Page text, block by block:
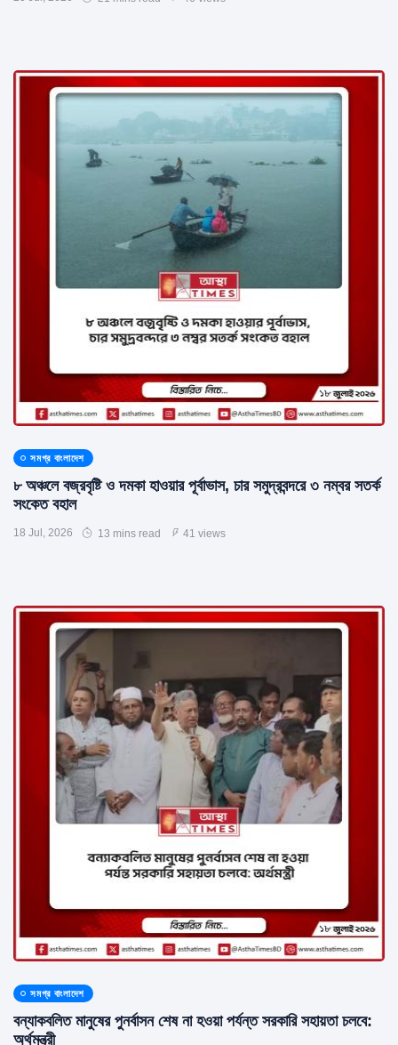
সমগ্র বাংলাদেশ
৮ অঞ্চলে বজ্রবৃষ্টি ও দমকা হাওয়ার পূর্বাভাস, চার সমুদ্রবন্দরে ৩ নম্বর সতর্ক
সংকেত বহাল
18 Jul, 2026 13 mins read 41 views
সমগ্র বাংলাদেশ
বন্যাকবলিত মানুষের পুনর্বাসন শেষ না হওয়া পর্যন্ত সরকারি সহায়তা চলবে:
অর্থমন্ত্রী